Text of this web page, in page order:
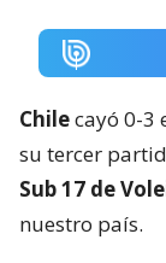
Chilecayó 0-3
su tercer
Sub 17 de
nuestro país.